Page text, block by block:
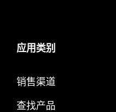
应用类别
销售渠道
查找产品